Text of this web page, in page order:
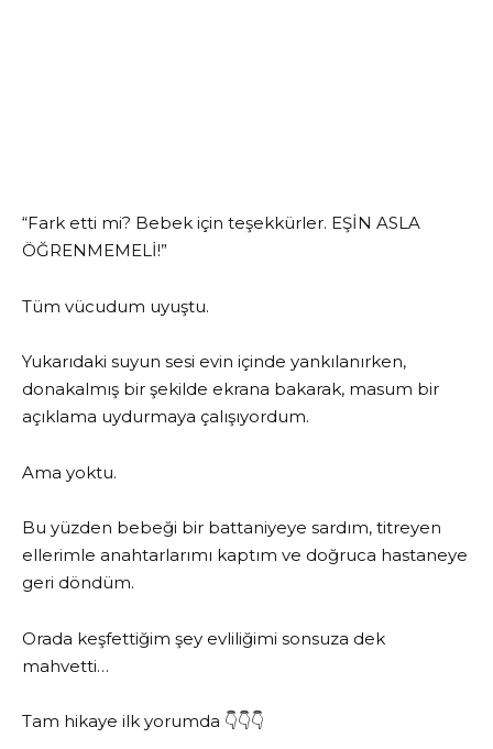
“Fark etti mi? Bebek için teşekkürler. EŞİN ASLA
ÖĞRENMEMELİ!”
Tüm vücudum uyuştu.
Yukarıdaki suyun sesi evin içinde yankılanırken,
donakalmış bir şekilde ekrana bakarak, masum bir
açıklama uydurmaya çalışıyordum.
Ama yoktu.
Bu yüzden bebeği bir battaniyeye sardım, titreyen
ellerimle anahtarlarımı kaptım ve doğruca hastaneye
geri döndüm.
Orada keşfettiğim şey evliliğimi sonsuza dek
mahvetti…
Tam hikaye ilk yorumda 👇👇👇